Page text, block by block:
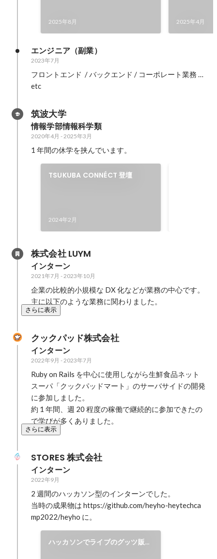
2025年8月 2025年4月
エンジニア（副業）
2023年7月
フロントエンド  / バックエンド / コーポレート業務 …
etc
筑波大学
情報学部情報科学類
2020年4月 -2025年3月
1 年間の休学を挟んでいます。
TSUKUBA CONNÉCT 登壇
2024年2月
株式会社 LUYM
インターン
2021年7月 -2023年10月
企業の比較的小規模な DX 化などが業務の中心です。
主に以下のような業務に関わりました。
さらに表示
クックパッド株式会社
インターン
2022年9月 -2023年7月
Ruby on Rails を中心に使用しながら生鮮食品ネット
スーパ「クックパッドマート」のサーバサイドの開発
に参加しました。
約 1 年間、週 20 程度の稼働で継続的に参加できたの
で学びが多くありました。
さらに表示
STORES 株式会社
インターン
2022年9月
2 週間のハッカソン型のインターンでした。
当時の成果物は https://github.com/heyho-heytechca
mp2022/heyho に。
ハッカソンでライブのグッツ販売